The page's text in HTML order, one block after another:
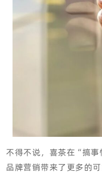
不得不说，喜茶在“搞
品牌营销带来了更多的